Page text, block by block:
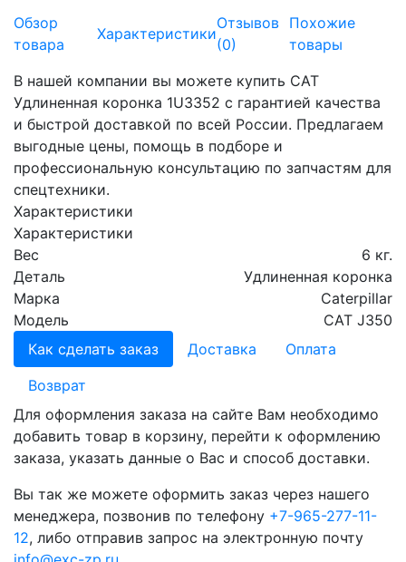
Обзор
товара
Характеристики
Отзывов
(0)
Похожие
товары
В нашей компании вы можете купить CAT
Удлиненная коронка 1U3352 с гарантией качества
и быстрой доставкой по всей России. Предлагаем
выгодные цены, помощь в подборе и
профессиональную консультацию по запчастям для
спецтехники.
Характеристики
Характеристики
Вес
6 кг.
Деталь
Удлиненная коронка
Марка
Caterpillar
Модель
CAT J350
Как сделать заказ
Доставка
Оплата
Возврат
Для оформления заказа на сайте Вам необходимо
добавить товар в корзину, перейти к оформлению
заказа, указать данные о Вас и способ доставки.
Вы так же можете оформить заказ через нашего
менеджера, позвонив по телефону +7-965-277-11-
12, либо отправив запрос на электронную почту